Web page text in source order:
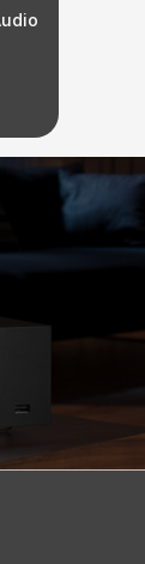
tại nhà khách
- Âm thanh